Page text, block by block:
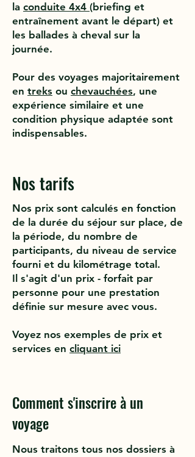
la conduite 4x4 (briefing et
entraînement avant le départ) et
les ballades à cheval sur la
journée.
Pour des voyages majoritairement
en treks ou chevauchées, une
expérience similaire et une
condition physique adaptée sont
indispensables.
Nos tarifs
Nos prix sont calculés en fonction
de la durée du séjour sur place, de
la période, du nombre de
participants, du niveau de service
fourni et du kilométrage total.
Il s'agit d'un prix - forfait par
personne pour une prestation
définie sur mesure avec vous.
Voyez nos exemples de prix et
services en cliquant ici
Comment s'inscrire à un
voyage
Nous traitons tous nos dossiers à